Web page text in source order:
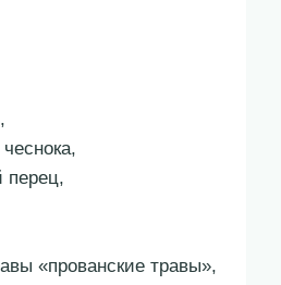
перец,
«прованские травы»,